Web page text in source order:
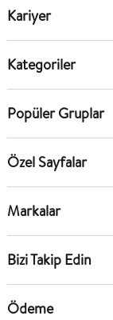
Kariyer
Kategoriler
Popüler Gruplar
Özel Sayfalar
Markalar
Bizi Takip Edin
Ödeme